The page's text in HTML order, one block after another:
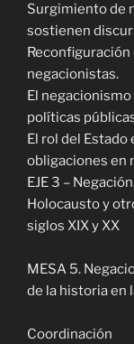
Surgimiento de
sostienen
negacionistas.
El
políticas
El rol del
obligaciones en
EJE 3 –
Holocausto y
siglos XIX y XX
MESA 5.
de la historia en
Coordinación